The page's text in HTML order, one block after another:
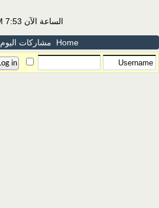
الساعة الآن 7:53 PM
Home مشاركات اليوم